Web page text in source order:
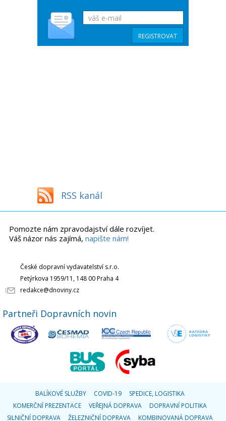
RSS kanál
Pomozte nám zpravodajství dále rozvíjet.
Váš názor nás zajímá, napište nám!
České dopravní vydavatelství s.r.o.
Petýrkova 1959/11, 148 00 Praha 4
redakce@dnoviny.cz
Partneři Dopravních novin
BALÍKOVÉ SLUŽBY COVID-19
SPEDICE, LOGISTIKA
KOMERČNÍ PREZENTACE
VEŘEJNÁ DOPRAVA
DOPRAVNÍ POLITIKA
SILNIČNÍ DOPRAVA
ŽELEZNIČNÍ DOPRAVA KOMBINOVANÁ DOPRAVA